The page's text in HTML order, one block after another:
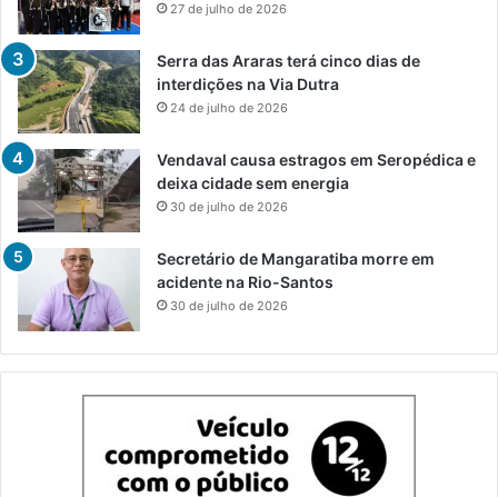
27 de julho de 2026
Serra das Araras terá cinco dias de
interdições na Via Dutra
24 de julho de 2026
Vendaval causa estragos em Seropédica e
deixa cidade sem energia
30 de julho de 2026
Secretário de Mangaratiba morre em
acidente na Rio-Santos
30 de julho de 2026